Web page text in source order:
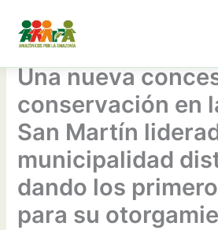
contenido
Una nueva
conservación en
San Martín
municipalidad
dando los
para su